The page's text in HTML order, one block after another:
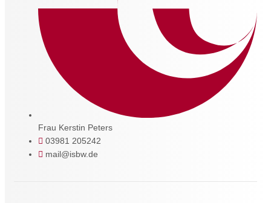
Frau Kerstin Peters
03981 205242
mail@isbw.de